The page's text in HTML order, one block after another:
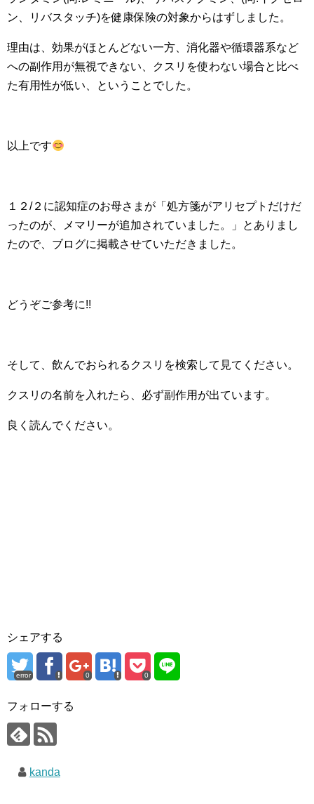
ン、リバスタッチ)を健康保険の対象からはずしました。
理由は、効果がほとんどない一方、消化器や循環器系など
への副作用が無視できない、クスリを使わない場合と比べ
た有用性が低い、ということでした。
以上です
１２/２に認知症のお母さまが「処方箋がアリセプトだけだ
ったのが、メマリーが追加されていました。」とありまし
たので、ブログに掲載させていただきました。
どうぞご参考に!!
そして、飲んでおられるクスリを検索して見てください。
クスリの名前を入れたら、必ず副作用が出ています。
良く読んでください。
シェアする
error 0 0
フォローする
kanda